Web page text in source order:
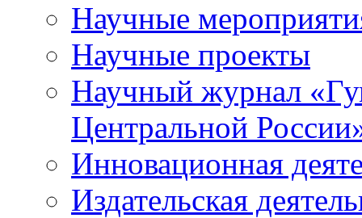
Научные
Научные проекты
Научный журнал «
Центральной
Инновационная
Издательская